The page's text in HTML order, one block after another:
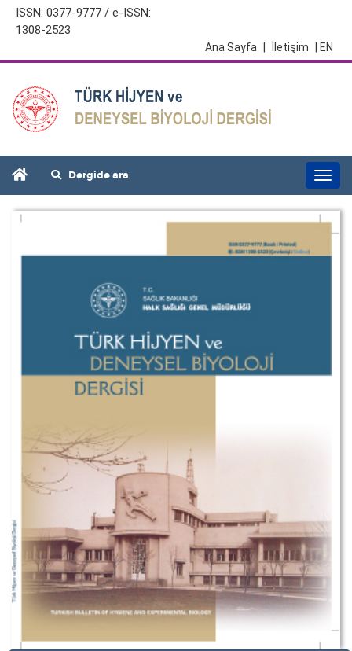
ISSN: 0377-9777 / e-ISSN:
1308-2523
| EN
İletişim
Ana Sayfa
Dergide ara